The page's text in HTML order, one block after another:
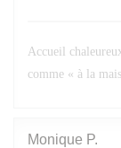
Accueil
comme « à la
Monique P